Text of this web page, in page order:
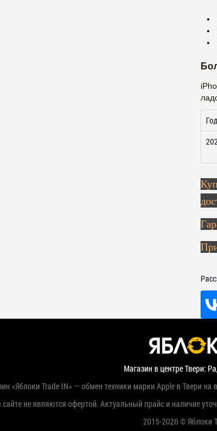
Магазин в центре Твери:
«Яблоки Trade IN» — обмен техники марки Apple в Твери
не являются офертой. Актуальный прайс и наличие
2015-2026 © Яблоки